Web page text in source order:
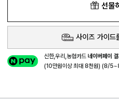
선물
사이즈 가이드
신한,우리,농협카드네이버페이
(10만원이상 최대 8천원) (8/